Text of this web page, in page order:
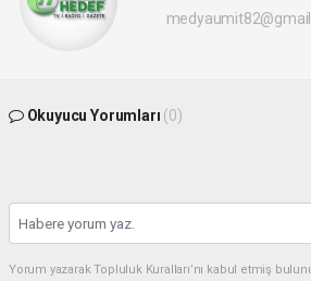
Okuyucu Yorumları (0)
Yorum yazarak Topluluk Kuralları’nı kabul etmiş